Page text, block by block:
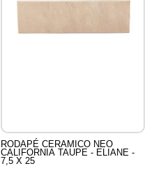
RODAPÉ CERAMICO NEO
CALIFORNIA TAUPE - ELIANE -
7,5 X 25